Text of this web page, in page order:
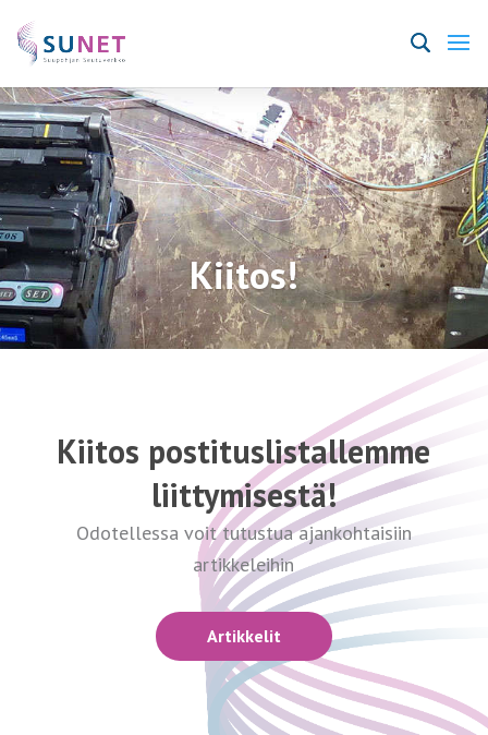
Kiitos!
Kiitos postituslistallemme
liittymisestä!
Odotellessa voit tutustua ajankohtaisiin
artikkeleihin
Artikkelit